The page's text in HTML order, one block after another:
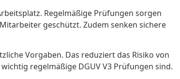
Regelmäßige Prüfungen sorgen
geschützt. Zudem senken sichere
Vorgaben. Das reduziert das Risiko von
regelmäßige DGUV V3 Prüfungen sind.